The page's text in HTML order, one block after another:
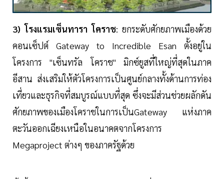
3) โรงแรมเซ็นทารา โคราช: ยกระดับศักยภาพเมืองด้วย
คอนเซ็ปต์ Gateway to Incredible Esan ตั้งอยู่ใน
โครงการ "เซ็นทรัล โคราช" มิกซ์ยูสที่ใหญ่ที่สุดในภาค
อีสาน ส่งเสริมให้ตัวโครงการเป็นศูนย์กลางทั้งด้านการท่อง
เที่ยวและธุรกิจที่สมบูรณ์แบบที่สุด ซึ่งจะมีส่วนช่วยผลักดัน
ศักยภาพของเมืองโคราชในการเป็นGateway แห่งภาค
ตะวันออกเฉียงเหนือในอนาคตจากโครงการ
Megaproject ต่างๆ ของภาครัฐด้วย